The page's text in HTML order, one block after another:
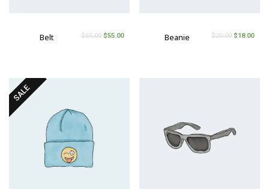
Belt $65.00 $55.00 Beanie $20.00 $18.00
SALE